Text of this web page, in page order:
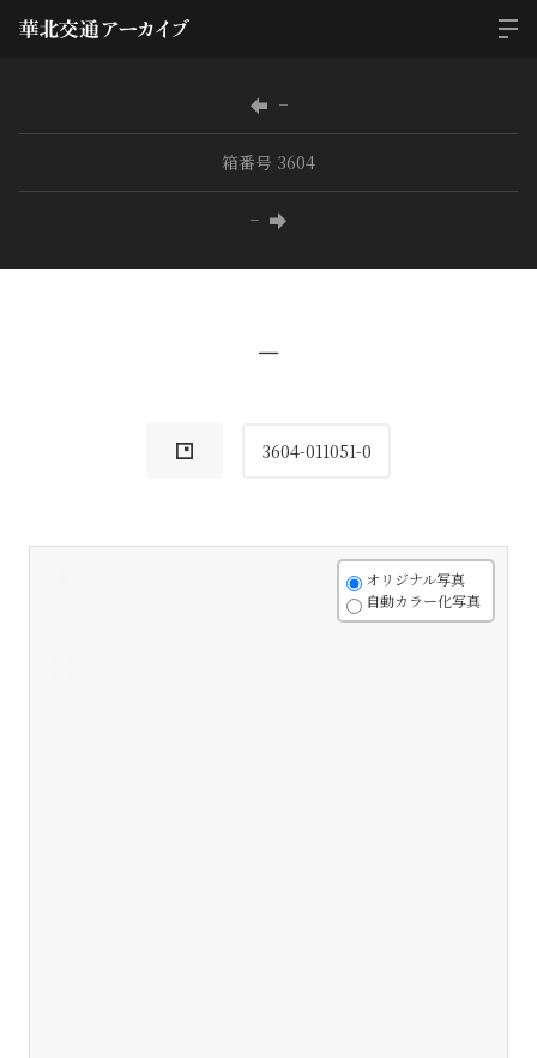
−
箱番号 3604
−
−
3604-011051-0
オリジナル写真
自動カラー化写真